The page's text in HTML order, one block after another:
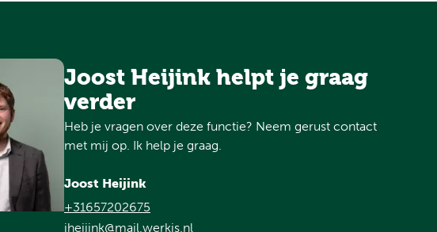
Joost Heijink helpt je graag
verder
Heb je vragen over deze functie? Neem gerust contact
met mij op. Ik help je graag.
Joost Heijink
+31657202675
jheijink@mail.werkis.nl